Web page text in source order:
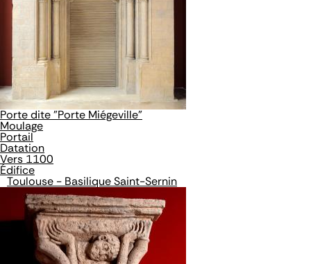
Porte dite "Porte Miégeville"
Moulage
Portail
Datation
Vers 1100
Édifice
Toulouse - Basilique Saint-Sernin